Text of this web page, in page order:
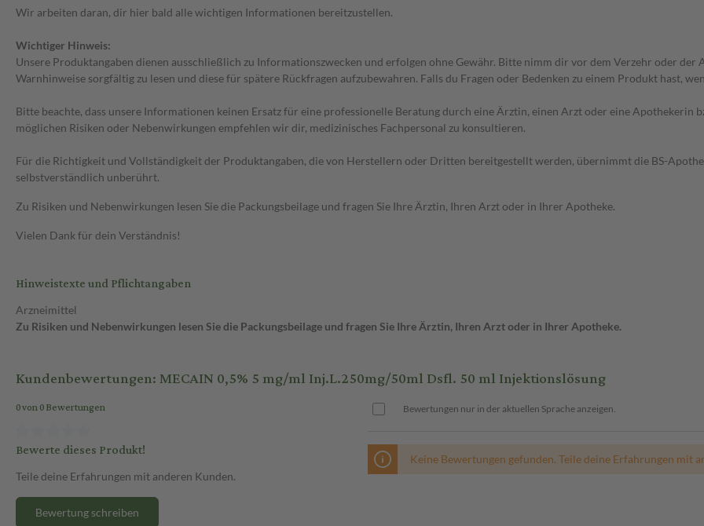
Wir arbeiten daran, dir hier bald alle wichtigen Informationen bereitzustellen.
Wichtiger Hinweis:
Unsere Produktangaben dienen ausschließlich zu Informationszwecken und erfolgen ohne Gewähr. Bitte nimm dir vor dem Verzehr oder
Warnhinweise sorgfältig zu lesen und diese für spätere Rückfragen aufzubewahren. Falls du Fragen oder Bedenken zu einem Produkt hast,
Bitte beachte, dass unsere Informationen keinen Ersatz für eine professionelle Beratung durch eine Ärztin, einen Arzt oder eine Apothekerin
möglichen Risiken oder Nebenwirkungen empfehlen wir dir, medizinisches Fachpersonal zu konsultieren.
Für die Richtigkeit und Vollständigkeit der Produktangaben, die von Herstellern oder Dritten bereitgestellt werden, übernimmt die BS-
selbstverständlich unberührt.
Zu Risiken und Nebenwirkungen lesen Sie die Packungsbeilage und fragen Sie Ihre Ärztin, Ihren Arzt oder in Ihrer Apotheke.
Vielen Dank für dein Verständnis!
Hinweistexte und Pflichtangaben
Arzneimittel
Zu Risiken und Nebenwirkungen lesen Sie die Packungsbeilage und fragen Sie Ihre Ärztin, Ihren Arzt oder in Ihrer Apotheke.
Kundenbewertungen: MECAIN 0,5% 5 mg/ml Inj.L.250mg/50ml Dsfl. 50 ml Injektionslösung
0 von 0 Bewertungen
Bewerte dieses Produkt!
Teile deine Erfahrungen mit anderen Kunden.
Bewertung schreiben
Bewertungen nur in der aktuellen Sprache anzeigen.
Keine Bewertungen gefunden. Teile deine Erfahrungen mit